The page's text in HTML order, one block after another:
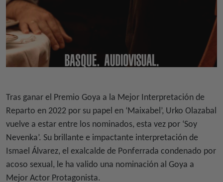
Tras ganar el Premio Goya a la Mejor Interpretación de
Reparto en 2022 por su papel en ‘Maixabel’, Urko Olazabal
vuelve a estar entre los nominados, esta vez por ‘Soy
Nevenka’. Su brillante e impactante interpretación de
Ismael Álvarez, el exalcalde de Ponferrada condenado por
acoso sexual, le ha valido una nominación al Goya a
Mejor Actor Protagonista.